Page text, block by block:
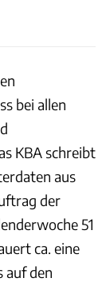
bei allen
KBA schreibt
aus
der
51
ca. eine
auf den